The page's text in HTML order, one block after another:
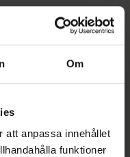
Om
att anpassa innehållet
funktioner
köra bil.
om